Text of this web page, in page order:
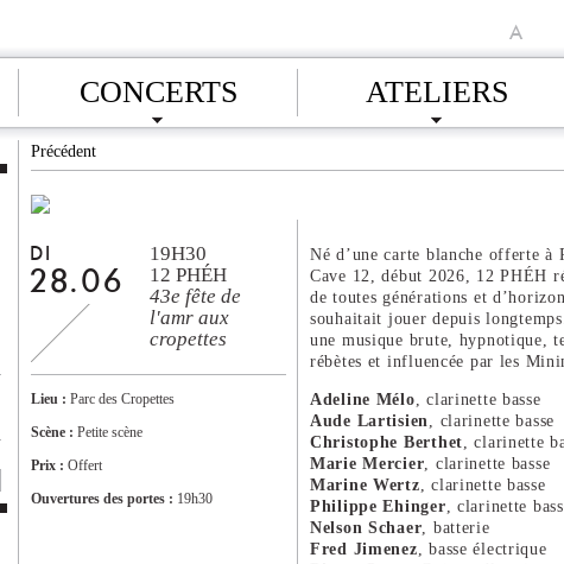
A
CONCERTS ATELIERS
Précédent
DI
28.06
19H30
12 PHÉH
43e fête de
l'amr aux
cropettes
Lieu : Parc des Cropettes
Scène : Petite scène
Prix : Offert
Ouvertures des portes : 19h30
Né d’une carte blanche offerte
Cave 12, début 2026, 12 PHÉH
de toutes générations et
souhaitait jouer depuis
une musique brute, hypnotique,
rébètes et influencée par les
Adeline Mélo, clarinette basse
Aude Lartisien, clarinette basse
Christophe Berthet, clarinette
Marie Mercier, clarinette basse
Marine Wertz, clarinette basse
Philippe Ehinger, clarinette
Nelson Schaer, batterie
Fred Jimenez, basse électrique